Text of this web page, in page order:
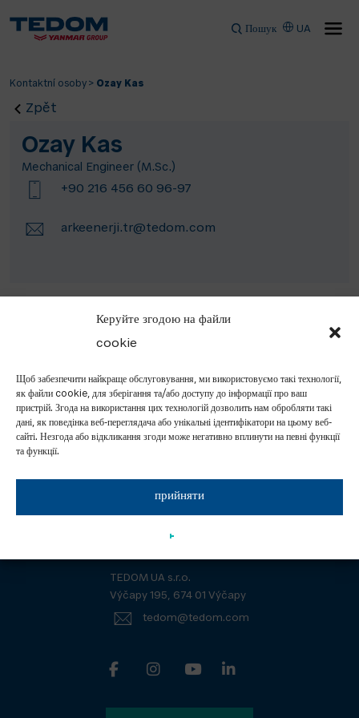
Керуйте згодою на файли
cookie
Щоб забезпечити найкраще обслуговування, ми використовуємо такі технології,
як файли cookie, для зберігання та/або доступу до інформації про ваш
пристрій. Згода на використання цих технологій дозволить нам обробляти такі
дані, як поведінка веб-переглядача або унікальні ідентифікатори на цьому веб-
сайті. Незгода або відкликання згоди може негативно вплинути на певні функції
та функції.
прийняти
Пошук UA
Kontaktní osoby > Ozay Kas
Zpět
Ozay Kas
Mechanical Engineer (M.Sc.)
+90 216 456 60 96-97
arkeenerji.tr@tedom.com
TEDOM UA s.r.o.
Výčapy 195, 674 01 Výčapy
tedom@tedom.com